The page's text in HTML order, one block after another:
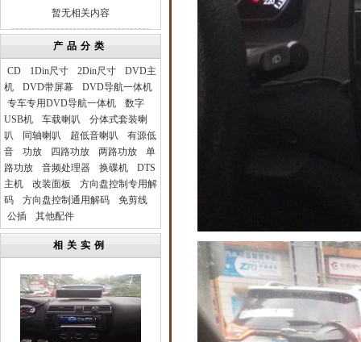
暂无相关内容
产品分类
CD 1Din尺寸 2Din尺寸
DVD主
机
DVD带屏幕
DVD导航一体机
专车专用DVD导航一体机
数字
USB机
车载喇叭
分体式套装喇
叭
同轴喇叭 超低音喇叭
有源低
音
功放 四路功放 两路功放
单
路功放
音频处理器 换碟机
DTS
主机
改装面板
方向盘控制专用解
码
方向盘控制通用解码
免剪线
公插
其他配件
相关实例